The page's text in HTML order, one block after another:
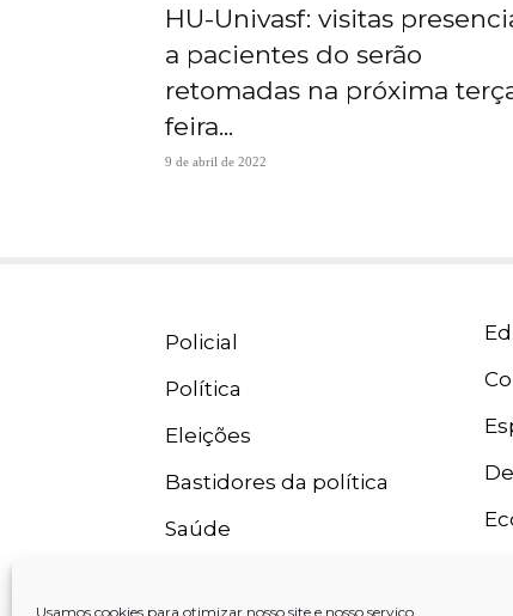
Usamos cookies para otimizar nosso site e nosso serviço.
HU-Univasf: visitas
a pacientes do serão
retomadas na próxima
feira...
9 de abril de 2022
Policial
Política
Eleições
Bastidores da política
Saúde